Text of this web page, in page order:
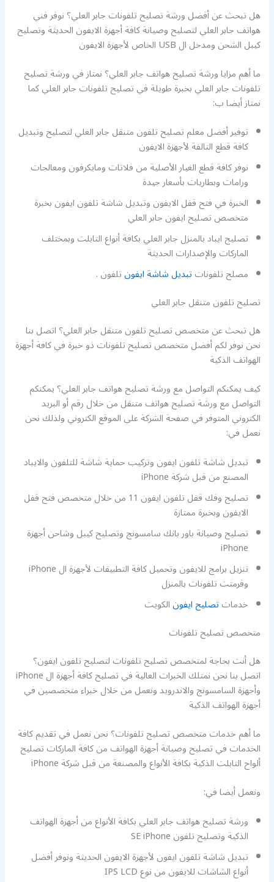
هل تبحث عن أفضل ورشة تصليح تلفونات جابر العلي؟ نوفر فني
هواتف جابر العلي لتصليح وصيانة كافة أجهزة الايفون الحديثة وتصليح
كيبل الشحن ومدخل ال USB الخاص لأجهزة الايفون
ما أهم مزايا ورشة تصليح هواتف جابر العلي؟ نمتاز في ورشة تصليح
تلفونات جابر العلي بخبرة طويلة في تصليح تلفونات جابر العلي كما
نمتاز أيضا ب:
توفير أفضل معلم تصليح تلفون متنقل جابر العلي لتصليح وتبديل
كافة قطع التالفة لأجهزة الايفون
نوفر كافة قطع الغيار الأصلية من فلاتات ومايكرفون ومعالجات
ورامات وبطاريات بأسعار جيدة
الخبرة في فتح قفل الايفون وتبديل شاشة تلفون ايفون بخبرة
متخصص تصليح ايفون جابر العلي
تصليح ايباد بالمنزل جابر العلي بكافة أنواع التابلت وبمختلف
الماركات والإصدارات الحديثة
مصلح تلفوناتتبديل شاشة ايفونتلفون .
تصليح تلفون متنقل جابر العلي
هل تبحث عن متخصص تصليح تلفون متنقل جابر العلي؟ اتصل بنا
نحن نوفر لكم أفضل متخصص تصليح تلفونات ذو خبرة في كافة أجهزة
الهواتف الذكية
كيف يمكنكم التواصل مع ورشة تصليح هواتف جابر العلي؟ يمكنكم
التواصل مع ورشة تصليح هواتف متنقل من خلال رقم أو البريد
الكتروني المتوفر في صفحة الشركة على الموقع الكتروني ولذلك نحن
نعمل في:
تبديل شاشة تلفون ايفون وتركيب حماية شاشة للتلفون والايباد
المصنع من قبل شركة iPhone
تصليح وفك قفل تلفون ايفون 11 من خلال متخصص فتح قفل
الايفون وبخبرة ممتازة
تصليح وصيانة باور بانك سامسونج وتصليح كيبل وشاحن أجهزة
iPhone
تنزيل برامج للايفون وتحميل كافة التطبيقات لأجهزة ال iPhone
وفرمتت تلفونات بالمنزل
خدماتتصليح ايفونالكويت
متخصص تصليح تلفونات
هل أنت بحاجة لمتخصص تصليح تلفونات لتصليح تلفون ايفون؟
اتصل بنا نحن نمتلك الخبرات العالية في تصليح كافة أجهزة ال iPhone
وأجهزة السامسونج والاندرويد ونعمل من خلال خبراء متخصصين في
أجهزة الهواتف الذكية
ما أهم خدمات متخصص تصليح تلفونات؟ نحن نعمل في تقديم كافة
الخدمات في تصليح وصيانة أجهزة الهواتف من كافة الماركات تصليح
ألواح التابلت الذكية بكافة الأنواع والمصنعة من قبل شركة iPhone
ونعمل أيضا في:
ورشة تصليح هواتف جابر العلي بكافة الأنواع من أجهزة الهواتف
الذكية وتصليح تلفون SE iPhone
تبديل شاشة تلفون ايفون لأجهزة الايفون الحديثة ونوفر أفضل
أنواع الشاشات للايفون من نوع IPS LCD